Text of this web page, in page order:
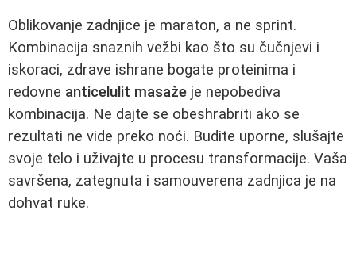
Oblikovanje zadnjice je maraton, a ne sprint.
Kombinacija snaznih vežbi kao što su čučnjevi i
iskoraci, zdrave ishrane bogate proteinima i
redovne anticelulit masaže je nepobediva
kombinacija. Ne dajte se obeshrabriti ako se
rezultati ne vide preko noći. Budite uporne, slušajte
svoje telo i uživajte u procesu transformacije. Vaša
savršena, zategnuta i samouverena zadnjica je na
dohvat ruke.